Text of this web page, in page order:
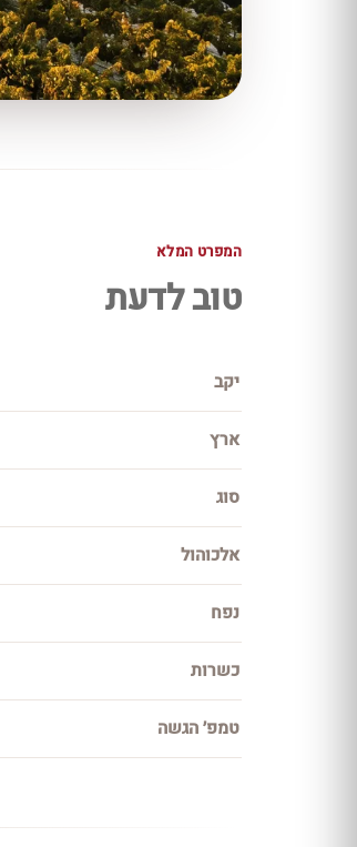
המפרט המלא
טוב לדעת
יקב
ארץ
סוג
אלכוהול
נפח
כשרות
טמפ׳ הגשה